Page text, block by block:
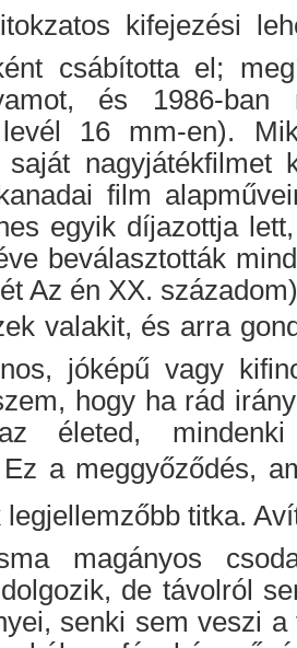
kifejezési
csábította el;
és 1986-ban
16 mm-en).
saját
film
egyik díjazottja
beválasztották
Az én XX.
valakit, és arra
jóképű vagy
hogy ha rád
életed,
Ez a meggyőződés,
titka.
magányos
de távolról
senki sem veszi